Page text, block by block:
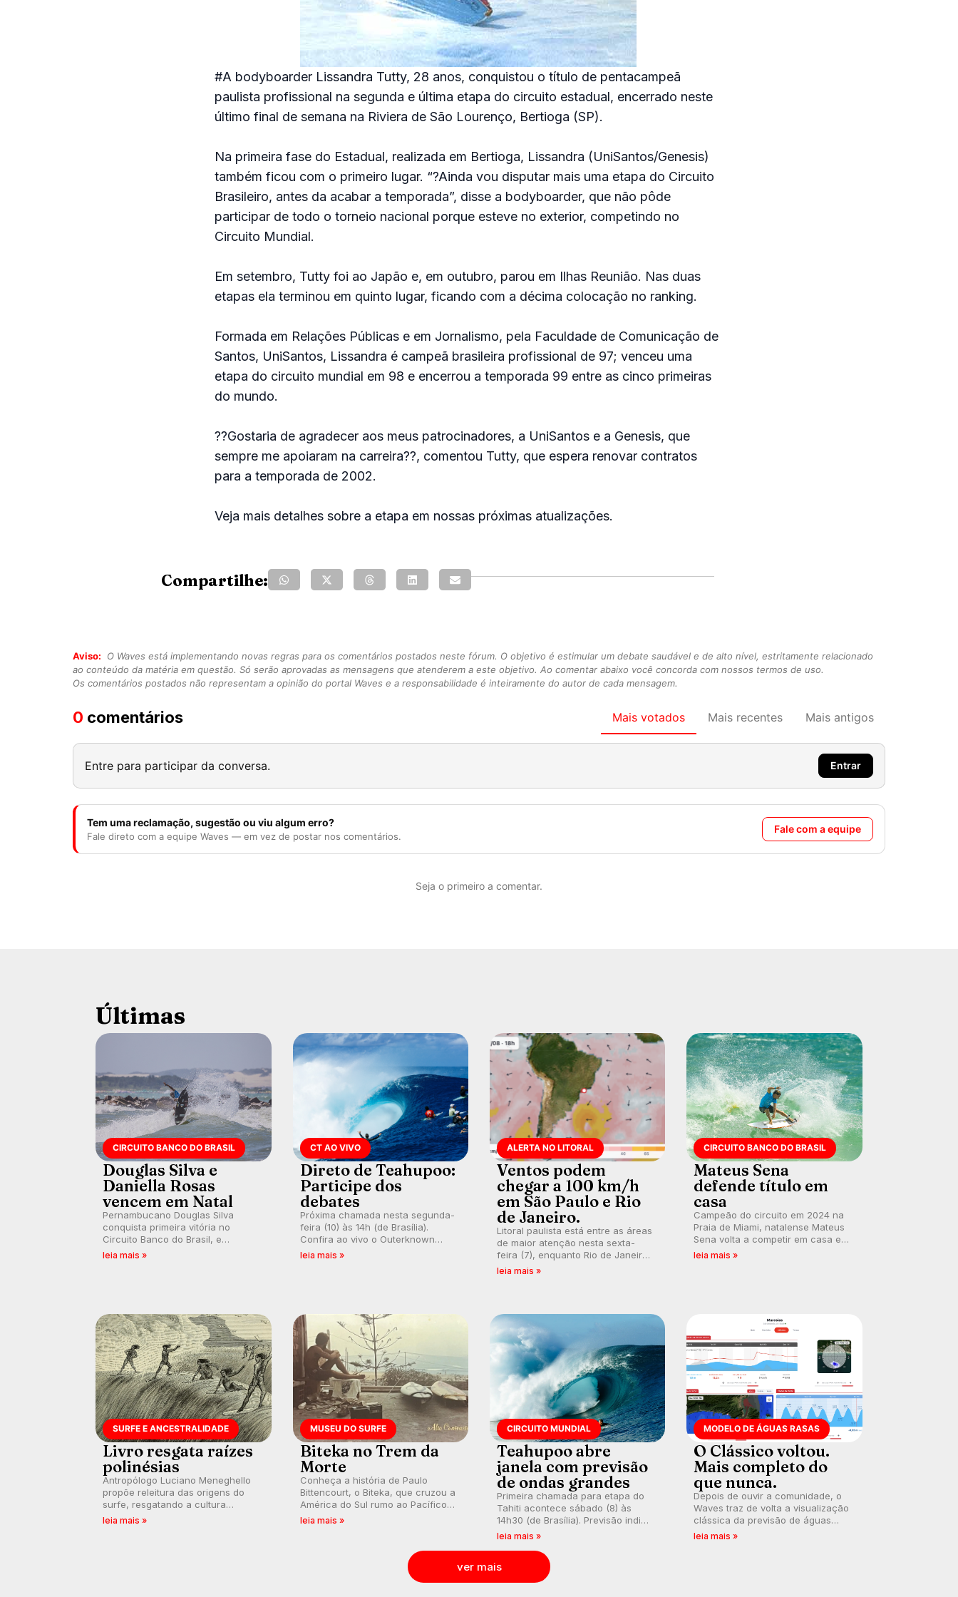
#A bodyboarder Lissandra Tutty, 28 anos, conquistou o título de pentacampeã
paulista profissional na segunda e última etapa do circuito estadual, encerrado neste
último final de semana na Riviera de São Lourenço, Bertioga (SP).
Na primeira fase do Estadual, realizada em Bertioga, Lissandra (UniSantos/Genesis)
também ficou com o primeiro lugar. “?Ainda vou disputar mais uma etapa do Circuito
Brasileiro, antes da acabar a temporada”, disse a bodyboarder, que não pôde
participar de todo o torneio nacional porque esteve no exterior, competindo no
Circuito Mundial.
Em setembro, Tutty foi ao Japão e, em outubro, parou em Ilhas Reunião. Nas duas
etapas ela terminou em quinto lugar, ficando com a décima colocação no ranking.
Formada em Relações Públicas e em Jornalismo, pela Faculdade de Comunicação de
Santos, UniSantos, Lissandra é campeã brasileira profissional de 97; venceu uma
etapa do circuito mundial em 98 e encerrou a temporada 99 entre as cinco primeiras
do mundo.
??Gostaria de agradecer aos meus patrocinadores, a UniSantos e a Genesis, que
sempre me apoiaram na carreira??, comentou Tutty, que espera renovar contratos
para a temporada de 2002.
Veja mais detalhes sobre a etapa em nossas próximas atualizações.
Compartilhe:
Aviso:
O Waves está implementando novas regras para os comentários postados neste fórum. O objetivo é estimular um debate saudável e de alto nível, estritamente relacionado
ao conteúdo da matéria em questão. Só serão aprovadas as mensagens que atenderem a este objetivo. Ao comentar abaixo você concorda com nossos termos de uso.
Os comentários postados não representam a opinião do portal Waves e a responsabilidade é inteiramente do autor de cada mensagem.
0 comentários Mais votados Mais recentes Mais antigos
Entre para participar da conversa. Entrar
Tem uma reclamação, sugestão ou viu algum erro?
Fale direto com a equipe Waves — em vez de postar nos comentários.
Fale com a equipe
Seja o primeiro a comentar.
Últimas
CIRCUITO BANCO DO BRASIL
Douglas Silva e
Daniella Rosas
vencem em Natal
Pernambucano Douglas Silva
conquista primeira vitória no
Circuito Banco do Brasil, e
peruana Daniella Rosas vence no
leia mais »
CT AO VIVO
Direto de Teahupoo:
Participe dos
debates
Próxima chamada nesta segunda-
feira (10) às 14h (de Brasília).
Confira ao vivo o Outerknown
Tahiti Pro 2026 e participe dos
leia mais »
ALERTA NO LITORAL
Ventos podem
chegar a 100 km/h
em São Paulo e Rio
de Janeiro.
Litoral paulista está entre as áreas
de maior atenção nesta sexta-
feira (7), enquanto Rio de Janeiro
também recebe alerta para ventos
leia mais »
CIRCUITO BANCO DO BRASIL
Mateus Sena
defende título em
casa
Campeão do circuito em 2024 na
Praia de Miami, natalense Mateus
Sena volta a competir em casa em
busca de manter a hegemonia
leia mais »
SURFE E ANCESTRALIDADE
Livro resgata raízes
polinésias
Antropólogo Luciano Meneghello
propõe releitura das origens do
surfe, resgatando a cultura
polinésia e questionando a visão
leia mais »
MUSEU DO SURFE
Biteka no Trem da
Morte
Conheça a história de Paulo
Bittencourt, o Biteka, que cruzou a
América do Sul rumo ao Pacífico
em uma jornada que se tornou um
leia mais »
CIRCUITO MUNDIAL
Teahupoo abre
janela com previsão
de ondas grandes
Primeira chamada para etapa do
Tahiti acontece sábado (8) às
14h30 (de Brasília). Previsão indica
swell consistente. Medina
divulga baterias, com Kelly Slater
convidado.
leia mais »
MODELO DE ÁGUAS RASAS
O Clássico voltou.
Mais completo do
que nunca.
Depois de ouvir a comunidade, o
Waves traz de volta a visualização
clássica da previsão de águas
rasas, agora integrada à nova
leia mais »
ver mais